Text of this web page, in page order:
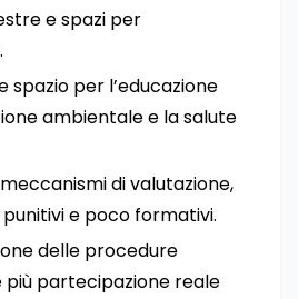
e spazi per
spazio per l’educazione
ambientale e la salute
di valutazione,
e poco formativi.
delle procedure
partecipazione reale